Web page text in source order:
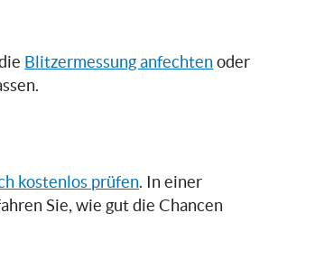
Blitzermessung anfechten oder
kostenlos prüfen. In einer
Sie, wie gut die Chancen